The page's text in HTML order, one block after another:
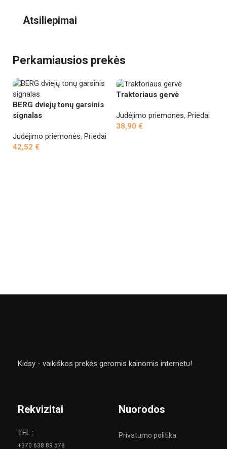
Atsiliepimai
Perkamiausios prekės
BERG dviejų tonų garsinis
signalas
Judėjimo priemonės, Priedai
42,52 €
Traktoriaus gervė
Judėjimo priemonės, Priedai
38,90 €
Kidsy - vaikiškos prekės geromis kainomis internetu!
Rekvizitai
TEL.:
+370 638 89 578
Nuorodos
Privatumo politika